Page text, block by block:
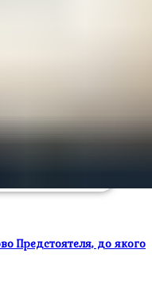
Предстоятеля, до якого